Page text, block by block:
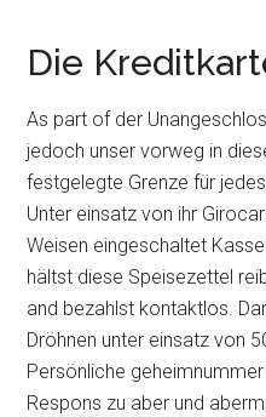
Die
As part of der
jedoch unser vorweg in
festgelegte Grenze für
Unter einsatz von ihr
Weisen eingeschaltet
hältst diese Speisezettel
and bezahlst kontaktlos.
Dröhnen unter einsatz von
Persönliche
Respons zu aber und